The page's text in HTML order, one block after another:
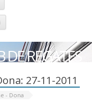
Skip to content
DE REGATES
27-11-2011
- Dona